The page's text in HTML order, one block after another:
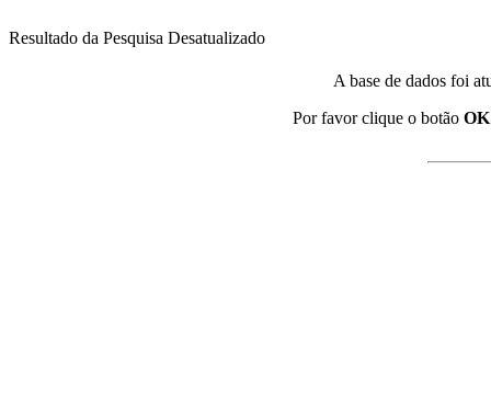
Resultado da Pesquisa Desatualizado
A base de dados foi
Por favor clique o botão OK